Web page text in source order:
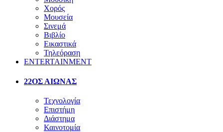
Χορός
Μουσεία
Σινεμά
Βιβλίο
Εικαστικά
Τηλεόραση
ENTERTAINMENT
22ΟΣ ΑΙΩΝΑΣ
Τεχνολογία
Επιστήμη
Διάστημα
Καινοτομία